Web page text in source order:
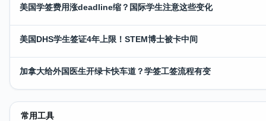
美国学签费用涨deadline缩？国际学生注意这些变化
美国DHS学生签证4年上限！STEM博士被卡中间
加拿大给外国医生开绿卡快车道？学签工签流程有变
常用工具